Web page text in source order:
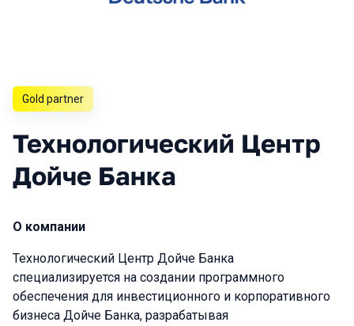
Gold partner
Технологический Центр
Дойче Банка
О компании
Технологический Центр Дойче Банка
специализируется на создании программного
обеспечения для инвестиционного и корпоративного
бизнеса Дойче Банка, разрабатывая